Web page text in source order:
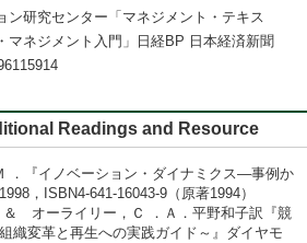
ン研究センター「マネジメント・テキス
ネジメント入門」日経BP 日本経済新聞
Readings and Resource
．『イノベーション・ダイナミクス―事例か
，ISBN4-641-16043-9（原著1994）
＆ オーライリー，Ｃ ．Ａ．平野和子訳『競
織変革と再生への実践ガイド～』ダイヤモ